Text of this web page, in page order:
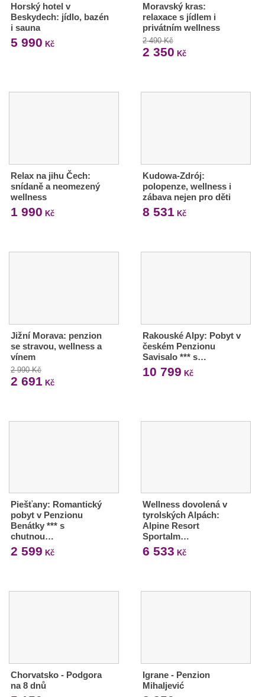
Horský hotel v
Beskydech: jídlo, bazén
i sauna
5 990 Kč
Moravský kras:
relaxace s jídlem i
privátním wellness
2 490 Kč
2 350 Kč
Relax na jihu Čech:
snídaně a neomezený
wellness
1 990 Kč
Kudowa-Zdrój:
polopenze, wellness i
zábava nejen pro děti
8 531 Kč
Jižní Morava: penzion
se stravou, wellness a
vínem
2 990 Kč
2 691 Kč
Rakouské Alpy: Pobyt v
českém Penzionu
Savisalo *** s…
10 799 Kč
Piešťany: Romantický
pobyt v Penzionu
Benátky *** s
chutnou…
2 599 Kč
Wellness dovolená v
tyrolských Alpách:
Alpine Resort
Sportalm…
6 533 Kč
Chorvatsko - Podgora
na 8 dnů
Igrane - Penzion
Mihaljević